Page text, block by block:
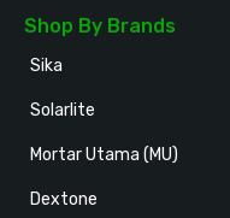
Shop By Brands
Sika
Solarlite
Mortar Utama (MU)
Dextone